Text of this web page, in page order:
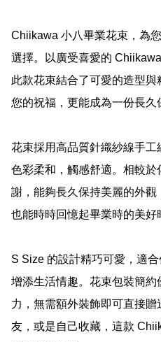
Chiikawa 小八畢業花束，為
選擇。以廣受喜愛的
此款花束結合了可愛的造型
您的祝福，更能成為一份長久
花束採用高品質針織紗線手工
色彩柔和，觸感舒適。相較於
謝，能夠長久保持美麗的外觀
也能時時回憶起畢業時的美好
S Size 的設計精巧可愛，適
增添生活情趣。花束包裝簡
力，無需額外裝飾即可直接
友，或是自己收藏，這款